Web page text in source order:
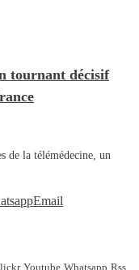
tournant décisif
de la télémédecine, un
Email
Youtube Whatsapp Rss